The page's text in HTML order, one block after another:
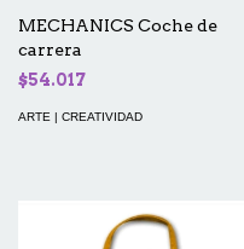
MECHANICS Coche de
carrera
$54.017
ARTE | CREATIVIDAD